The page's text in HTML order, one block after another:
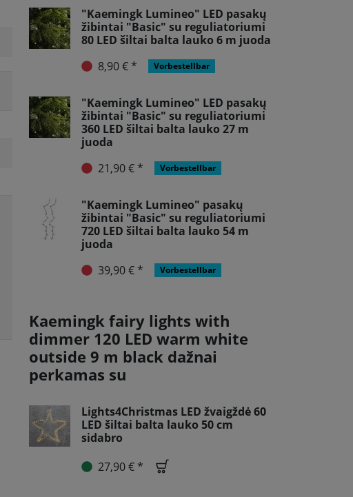
"Kaemingk Lumineo" LED pasakų
žibintai "Basic" su reguliatoriumi
80 LED šiltai balta lauko 6 m juoda
8,90 € *
Vorbestellbar
"Kaemingk Lumineo" LED pasakų
žibintai "Basic" su reguliatoriumi
360 LED šiltai balta lauko 27 m
juoda
21,90 € *
Vorbestellbar
"Kaemingk Lumineo" pasakų
žibintai "Basic" su reguliatoriumi
720 LED šiltai balta lauko 54 m
juoda
39,90 € *
Vorbestellbar
Kaemingk fairy lights with
dimmer 120 LED warm white
outside 9 m black dažnai
perkamas su
Lights4Christmas LED žvaigždė 60
LED šiltai balta lauko 50 cm
sidabro
27,90 € *